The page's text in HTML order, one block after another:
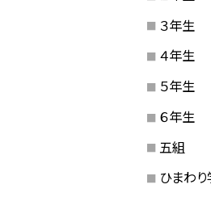
３年生
４年生
５年生
６年生
五組
ひまわ